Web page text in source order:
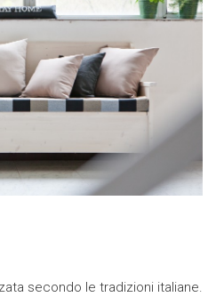
secondo le tradizioni italiane.